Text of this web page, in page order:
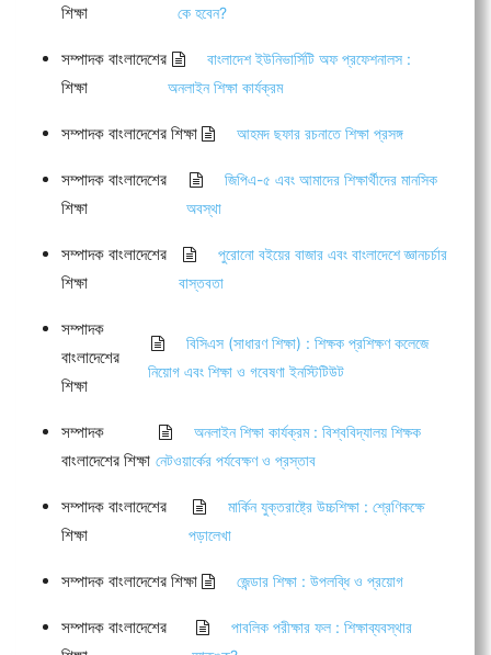
শিক্ষা
কে হবেন?
সম্পাদক বাংলাদেশের
শিক্ষা
বাংলাদেশ ইউনিভার্সিটি অফ প্রফেশনালস :
অনলাইন শিক্ষা কার্যক্রম
সম্পাদক বাংলাদেশের শিক্ষা আহমদ ছফার রচনাতে শিক্ষা প্রসঙ্গ
সম্পাদক বাংলাদেশের
শিক্ষা
জিপিএ-৫ এবং আমাদের শিক্ষার্থীদের মানসিক
অবস্থা
সম্পাদক বাংলাদেশের
শিক্ষা
পুরোনো বইয়ের বাজার এবং বাংলাদেশে জ্ঞানচর্চার
বাস্তবতা
সম্পাদক
বাংলাদেশের
শিক্ষা
বিসিএস (সাধারণ শিক্ষা) : শিক্ষক প্রশিক্ষণ কলেজে
নিয়োগ এবং শিক্ষা ও গবেষণা ইনস্টিটিউট
সম্পাদক
বাংলাদেশের শিক্ষা
অনলাইন শিক্ষা কার্যক্রম : বিশ্ববিদ্যালয় শিক্ষক
নেটওয়ার্কের পর্যবেক্ষণ ও প্রস্তাব
সম্পাদক বাংলাদেশের
শিক্ষা
মার্কিন যুক্তরাষ্ট্রে উচ্চশিক্ষা : শ্রেণিকক্ষে
পড়ালেখা
সম্পাদক বাংলাদেশের শিক্ষা জেন্ডার শিক্ষা : উপলব্ধি ও প্রয়োগ
সম্পাদক বাংলাদেশের
পাবলিক পরীক্ষার ফল : শিক্ষাব্যবস্থার